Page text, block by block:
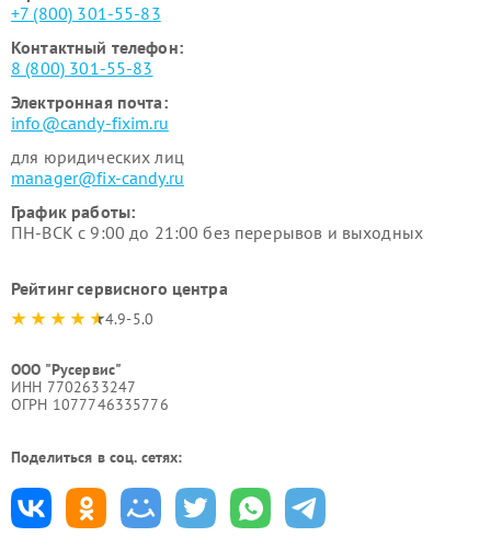
+7 (800) 301-55-83
Контактный телефон:
8 (800) 301-55-83
Электронная почта:
info@candy-fixim.ru
для юридических лиц
manager@fix-candy.ru
График работы:
ПН-ВСК с 9:00 до 21:00 без перерывов и выходных
Рейтинг сервисного центра
4.9-5.0
ООО "Русервис"
ИНН 7702633247
ОГРН 1077746335776
Поделиться в соц. сетях: